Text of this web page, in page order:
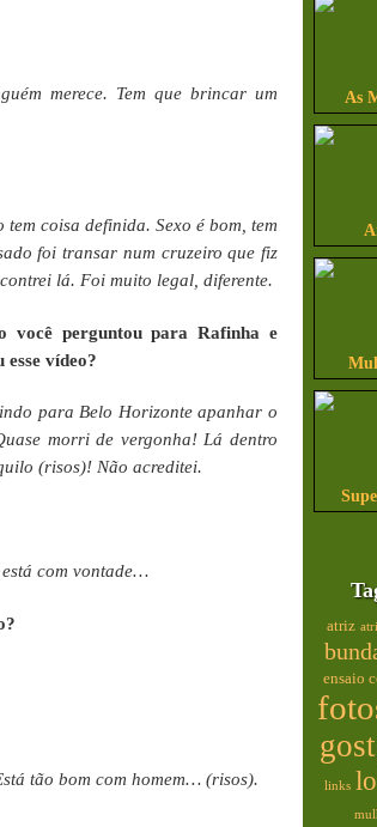
merece. Tem que brincar um
coisa definida. Sexo é bom, tem
foi transar num cruzeiro que fiz
lá. Foi muito legal, diferente.
você perguntou para Rafinha e
esse vídeo?
para Belo Horizonte apanhar o
morri de vergonha! Lá dentro
(risos)! Não acreditei.
com vontade…
tão bom com homem… (risos).
As
atriz
ensaio
links